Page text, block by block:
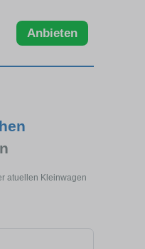
Anbieten
atuellen Kleinwagen